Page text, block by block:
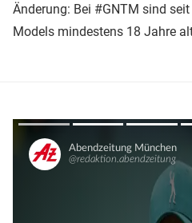
Änderung: Bei #GNTM sind
Models mindestens 18 Jahre